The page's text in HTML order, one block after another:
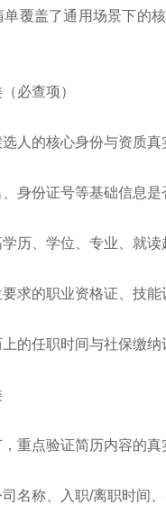
覆盖了通用场景下的
必查项）
人的核心身份与资质真
身份证号等基础信息
历、学位、专业、就
求的职业资格证、技
的任职时间与社保缴
重点验证简历内容的真
名称、入职/离职时间